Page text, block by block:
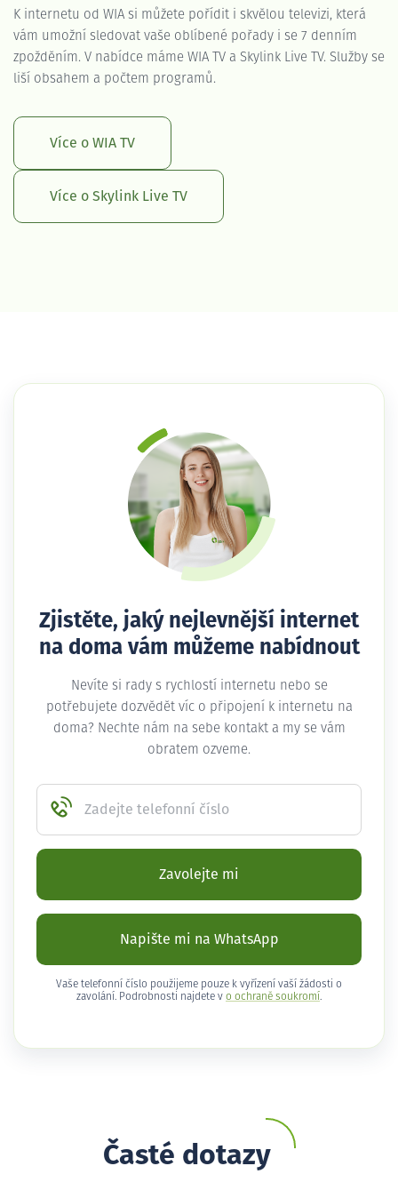
K internetu od WIA si můžete pořídit i skvělou televizi, která
vám umožní sledovat vaše oblíbené pořady i se 7 denním
zpožděním. V nabídce máme WIA TV a Skylink Live TV. Služby se
liší obsahem a počtem programů.
Více o WIA TV
Více o Skylink Live TV
Zjistěte, jaký nejlevnější internet
na doma vám můžeme nabídnout
Nevíte si rady s rychlostí internetu nebo se
potřebujete dozvědět víc o připojení k internetu na
doma? Nechte nám na sebe kontakt a my se vám
obratem ozveme.
Zadejte telefonní číslo
Zavolejte mi
Napište mi na WhatsApp
Vaše telefonní číslo použijeme pouze k vyřízení vaší žádosti o
zavolání. Podrobnosti najdete v o ochraně soukromí .
Časté dotazy